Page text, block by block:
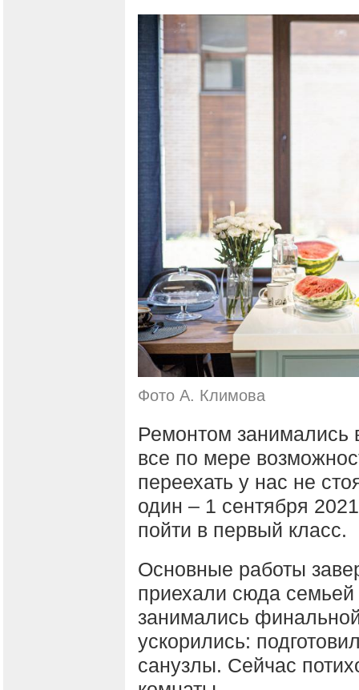
Фото А. Климова
Ремонтом занимались
все по мере
переехать у нас не
один – 1 сентября
пойти в первый класс.
Основные работы
приехали сюда
занимались
ускорились:
санузлы. Сейчас